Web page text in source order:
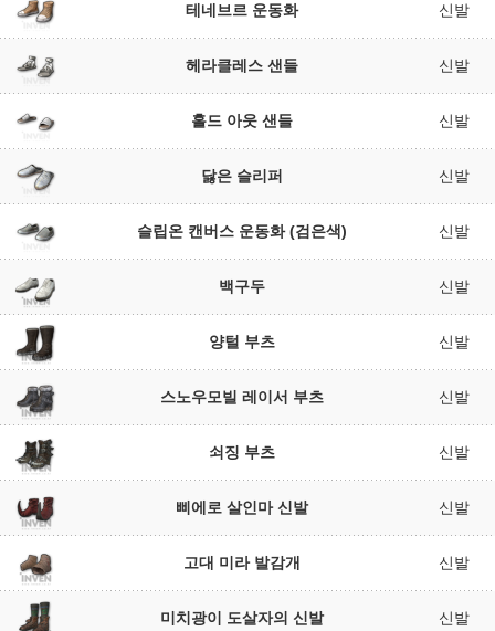
테네브르 운동화 신발
헤라클레스 샌들 신발
홀드 아웃 샌들 신발
닳은 슬리퍼 신발
슬립온 캔버스 운동화 (검은색) 신발
백구두 신발
양털 부츠 신발
스노우모빌 레이서 부츠 신발
쇠징 부츠 신발
삐에로 살인마 신발 신발
고대 미라 발감개 신발
미치광이 도살자의 신발 신발